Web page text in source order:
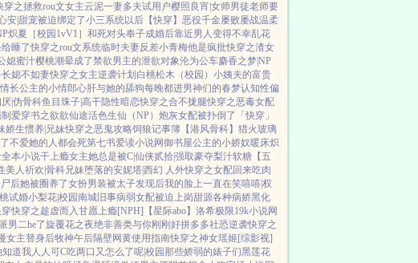
穿之拯救rou文女主云泥一妻多夫试用户樱照良宵|女师男徒老师要
安|甜宠被迫绑定了小三系统以后【快穿】 恶役千金屡败屡战温柔
炽夏［校园1vV1］ 和死对头奉子成婚后靠近男人变得不幸乱花
睡了快穿之rou文系统临时夫妻反差小青梅他是疯批快穿之渣女
媳蜜汁樱桃潮晕成了禁欲男主的泄欲对象沦为公车麝香之梦|NP
长媳不如妻快穿之女主逆袭计划 白桃松木（校园） 小姨夫的富贵
长公主的小情郎心肝与她的舔狗每晚都进男神们的春梦认知性偏
|伪骨科鱼目珠子|高干隐性暗恋快穿之合不拢腿快穿之恶毒女配
爱穿书之欲欲仙途活色生仙（NP） 炮灰女配被扑倒了「快穿」
娇生惯养|兄妹快穿之恶鬼攻略饲狼记事簿 【港风骨科】猎火玻璃
不爱她的人都会死第七书爱读小说网御书屋公主的小娇奴暖床炽
本小说干上瘾女主她总是被C|仙侠贰拾|强取豪夺梨汁软糖 【五
美人祈欢|骨科兄妹堕落的安妮塔|西幻 人外快穿之女配回来吃肉
后她被圈养了女扮男装被太子发现后我的脸上一直在笑嘻嘻|权
试婚小梨花|校园南城旧事病弱女配被迫上岗甜源各种病娇黑化
穿快穿之趁虚而入甘愿上瘾[NPH] 【星际abo】洛希极限19k小说网
男二he了旋覆花之夜绝非善类与你刚刚好拼多多社恐逆袭快穿之
女主替身后牧神午后隔壁网黄使用指南快穿之神女瑶姬[综影视]
知道我人人可C吃两口又怎么了呢|校园那些娇弱的婊子们黑莲花